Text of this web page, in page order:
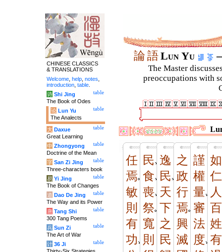
論語Lun Yu
The Master
preoccupations with
任
焉
敏
則
有
功
民
食
喪
祭
寬
則
逸
民
天
下
之
民
之
政
行
焉
興
滅
謹
權
量
審
法
度
如
仁
人
百
姓
有
CHINESE CLASSICS
& TRANSLATIONS
Welcome help notes
introduction table
table
诗 Shi Jing
The Book of Odes
table
论 Lun Yu
The Analects
table
大 Daxue
Great Learning
table
中 Zhongyong
Doctrine of the Mean
table
字 San Zi Jing
Three-characters book
table
易 Yi Jing
The Book of Changes
table
道 Dao De Jing
The Way and its Power
table
唐 Tang Shi
300 Tang Poems
table
兵 Sun Zi
The Art of War
table
计 36 Ji